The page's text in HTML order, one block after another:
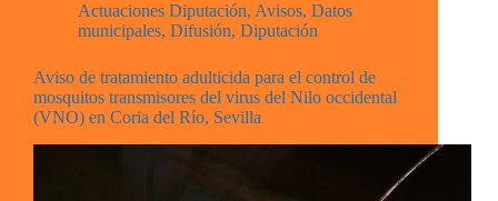
Actuaciones Diputación, Avisos, Datos
municipales, Difusión, Diputación
Aviso de tratamiento adulticida para el control de
mosquitos transmisores del virus del Nilo occidental
(VNO) en Coria del Río, Sevilla